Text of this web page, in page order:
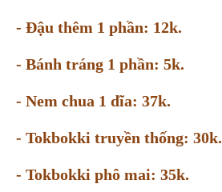
- Đậu thêm 1 phần: 12k.
- Bánh tráng 1 phần: 5k.
- Nem chua 1 dĩa: 37k.
- Tokbokki truyền thống: 30k.
- Tokbokki phô mai: 35k.